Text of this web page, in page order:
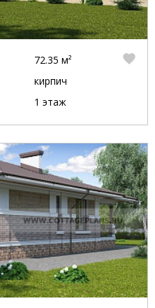
72.35 м²
кирпич
1 этаж